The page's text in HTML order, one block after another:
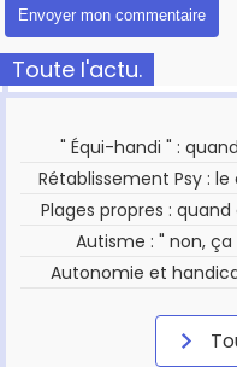
Toute l'actu.
" Équi-handi " :
Rétablissement Psy :
Plages propres :
Autisme : " non,
Autonomie et